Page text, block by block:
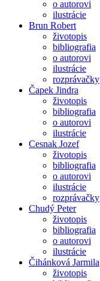
o autorovi
ilustrácie
Brun Robert
životopis
bibliografia
o autorovi
ilustrácie
rozprávačky
Čapek Jindra
životopis
bibliografia
o autorovi
ilustrácie
Cesnak Jozef
životopis
bibliografia
o autorovi
ilustrácie
rozprávačky
Chudý Peter
životopis
bibliografia
o autorovi
ilustrácie
Čihánková Jarmila
životopis